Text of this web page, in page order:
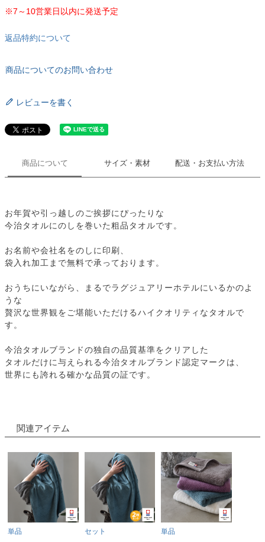
※7～10営業日以内に発送予定
返品特約について
商品についてのお問い合わせ
レビューを書く
商品について サイズ・素材 配送・お支払い方法
お年賀や引っ越しのご挨拶にぴったりな
今治タオルにのしを巻いた粗品タオルです。
お名前や会社名をのしに印刷、
袋入れ加工まで無料で承っております。
おうちにいながら、まるでラグジュアリーホテルにいるかのよ
うな
贅沢な世界観をご堪能いただけるハイクオリティなタオルで
す。
今治タオルブランドの独自の品質基準をクリアした
タオルだけに与えられる今治タオルブランド認定マークは、
世界にも誇れる確かな品質の証です。
関連アイテム
単品 セット 単品